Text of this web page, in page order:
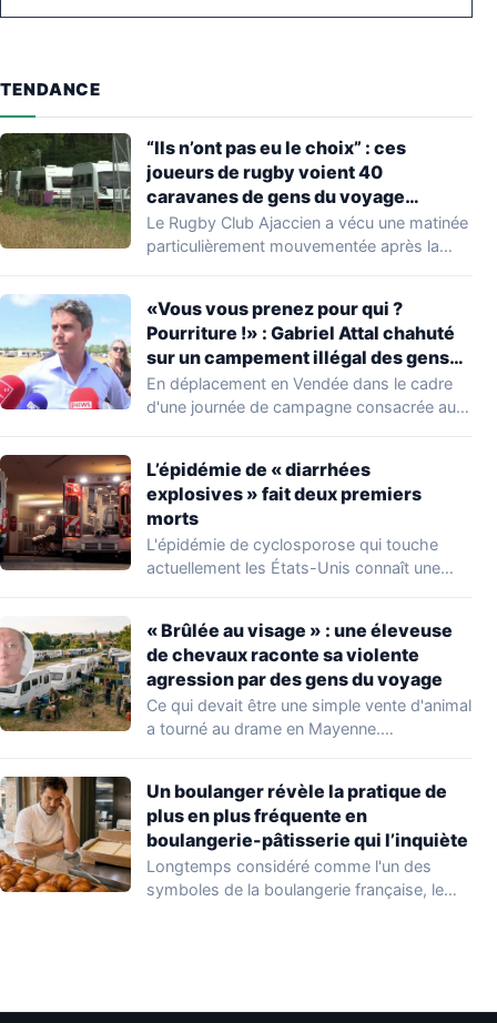
TENDANCE
“Ils n’ont pas eu le choix” : ces
joueurs de rugby voient 40
caravanes de gens du voyage
s’installer dans leur stade, ils les
délogent en moins d’1 heure
Le Rugby Club Ajaccien a vécu une matinée
particulièrement mouvementée après la
«Vous vous prenez pour qui ?
Pourriture !» : Gabriel Attal chahuté
sur un campement illégal des gens
du voyage
En déplacement en Vendée dans le cadre
d'une journée de campagne consacrée aux
L’épidémie de « diarrhées
explosives » fait deux premiers
morts
L'épidémie de cyclosporose qui touche
actuellement les États-Unis connaît une
« Brûlée au visage » : une éleveuse
de chevaux raconte sa violente
agression par des gens du voyage
Ce qui devait être une simple vente d'animal
a tourné au drame en Mayenne.…
Un boulanger révèle la pratique de
plus en plus fréquente en
boulangerie-pâtisserie qui l’inquiète
Longtemps considéré comme l'un des
symboles de la boulangerie française, le